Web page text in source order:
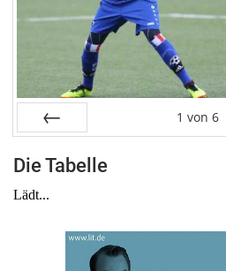
1 von 6
Die Tabelle